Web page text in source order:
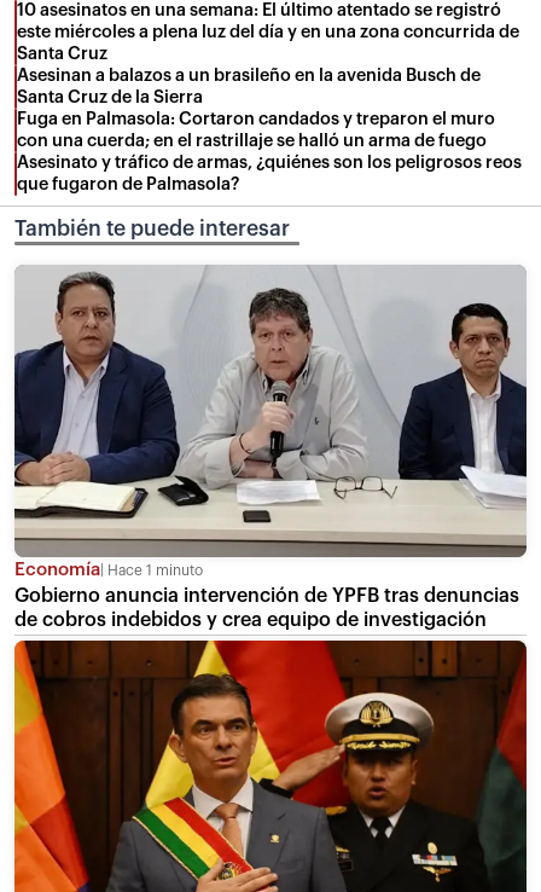
10 asesinatos en una semana: El último atentado se registró
este miércoles a plena luz del día y en una zona concurrida de
Santa Cruz
Asesinan a balazos a un brasileño en la avenida Busch de
Santa Cruz de la Sierra
Fuga en Palmasola: Cortaron candados y treparon el muro
con una cuerda; en el rastrillaje se halló un arma de fuego
Asesinato y tráfico de armas, ¿quiénes son los peligrosos reos
que fugaron de Palmasola?
También te puede interesar
Economía Hace 1 minuto
Gobierno anuncia intervención de YPFB tras denuncias
de cobros indebidos y crea equipo de investigación